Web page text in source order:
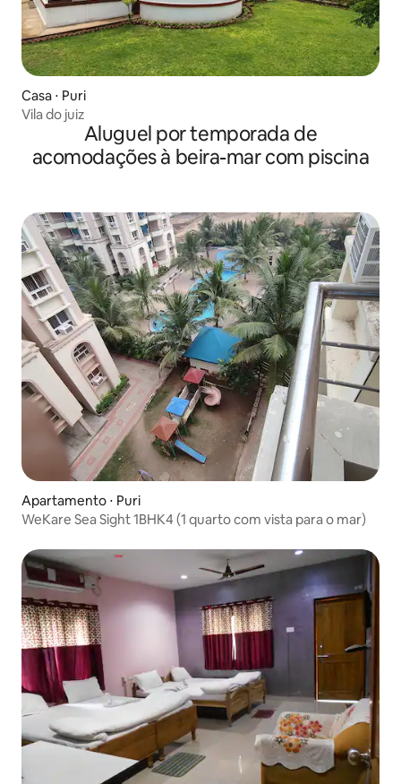
Casa ⋅ Puri
Vila do juiz
Aluguel por temporada de
acomodações à beira-mar com piscina
Apartamento ⋅ Puri
WeKare Sea Sight 1BHK4 (1 quarto com vista para o mar)